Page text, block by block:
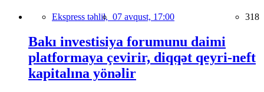
Ekspress təhlil, 07 avqust, 17:00 318
Bakı investisiya forumunu daimi
platformaya çevirir, diqqət qeyri-neft
kapitalına yönəlir